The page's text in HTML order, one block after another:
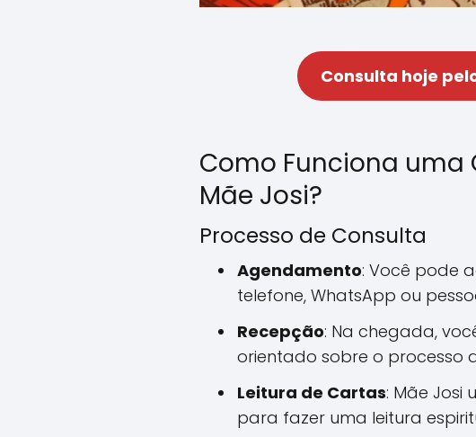
Consulta hoje
Como Funciona uma
Mãe Josi?
Processo de Consulta
Agendamento: Você pode
telefone, WhatsApp ou
Recepção: Na chegada,
orientado sobre o processo
Leitura de Cartas: Mãe Josi
para fazer uma leitura